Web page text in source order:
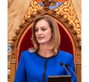
Családi
vállalkozások